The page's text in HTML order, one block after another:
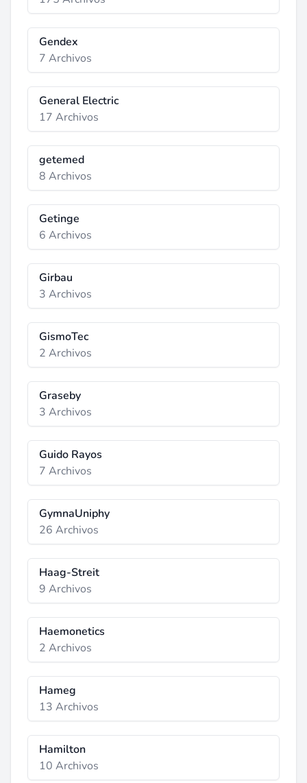
Gendex
7 Archivos
General Electric
17 Archivos
getemed
8 Archivos
Getinge
6 Archivos
Girbau
3 Archivos
GismoTec
2 Archivos
Graseby
3 Archivos
Guido Rayos
7 Archivos
GymnaUniphy
26 Archivos
Haag-Streit
9 Archivos
Haemonetics
2 Archivos
Hameg
13 Archivos
Hamilton
10 Archivos